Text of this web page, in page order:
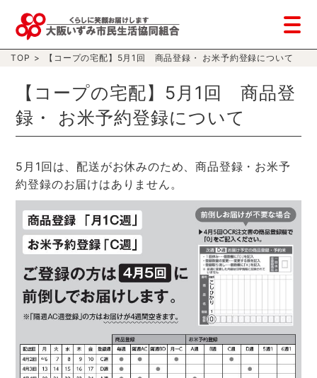
TOP > 【コープの宅配】5月1回 商品登録・ お米予約登録について
【コープの宅配】5月1回 商品登
録・ お米予約登録について
5月1回は、配送がお休みのため、商品登録・お米予
約登録のお届けはありません。